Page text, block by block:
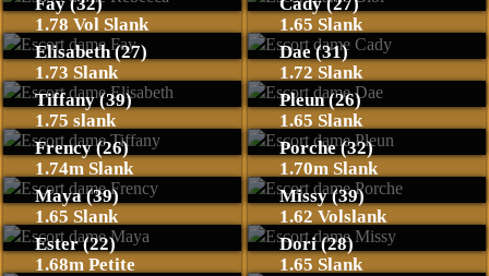
1.78 Vol Slank
1.65 Slank
Elisabeth (27)
1.73 Slank
Dae (31)
1.72 Slank
Tiffany (39)
1.75 slank
Pleun (26)
1.65 Slank
Frency (26)
1.74m Slank
Porche (32)
1.70m Slank
Maya (39)
1.65 Slank
Missy (39)
1.62 Volslank
Ester (22)
1.68m Petite
Dori (28)
1.65 Slank